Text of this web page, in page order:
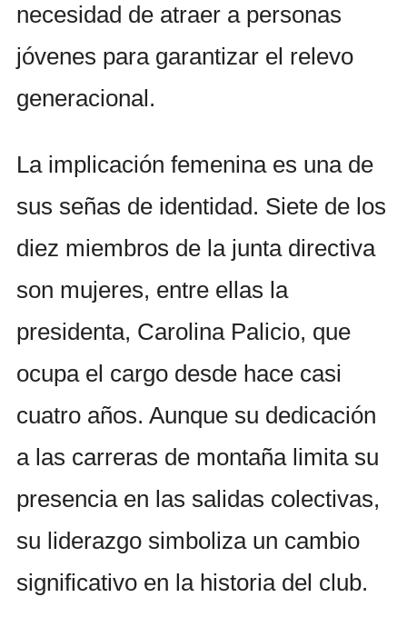
necesidad de atraer a personas
jóvenes para garantizar el relevo
generacional.
La implicación femenina es una de
sus señas de identidad. Siete de los
diez miembros de la junta directiva
son mujeres, entre ellas la
presidenta, Carolina Palicio, que
ocupa el cargo desde hace casi
cuatro años. Aunque su dedicación
a las carreras de montaña limita su
presencia en las salidas colectivas,
su liderazgo simboliza un cambio
significativo en la historia del club.